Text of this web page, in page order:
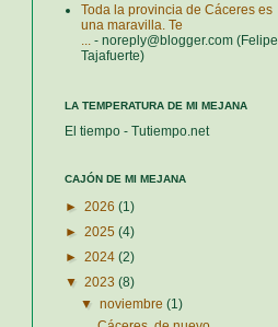
Toda la provincia de Cáceres es
una maravilla. Te
- noreply@blogger.com (Felipe
Tajafuerte)
LA TEMPERATURA DE MI MEJANA
El tiempo - Tutiempo.net
CAJÓN DE MI MEJANA
► 2026 (1)
► 2025 (4)
► 2024 (2)
▼ 2023 (8)
▼noviembre(1)